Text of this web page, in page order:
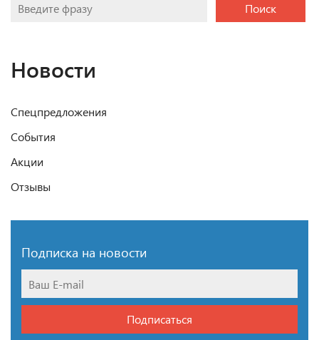
Поиск
Новости
Спецпредложения
События
Акции
Отзывы
Подписка на новости
Подписаться